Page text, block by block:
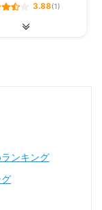
3.88(1)
ンキング